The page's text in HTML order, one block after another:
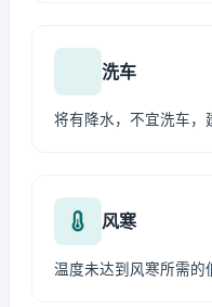
洗车
将有降水，不宜洗车，
风寒
温度未达到风寒所需的